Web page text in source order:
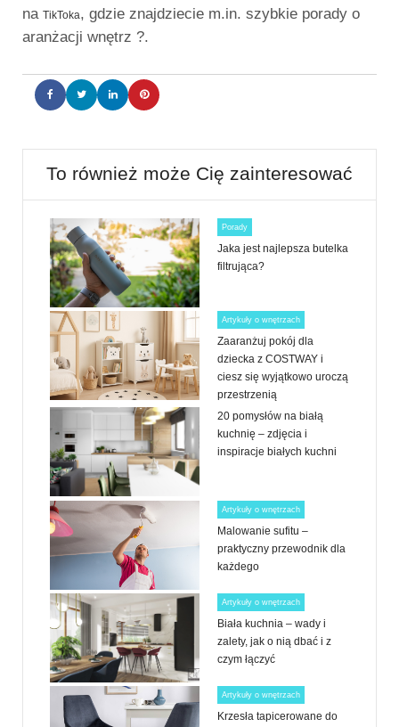
na TikToka, gdzie znajdziecie m.in. szybkie porady o
aranżacji wnętrz ?.
To również może Cię zainteresować
Porady
Jaka jest najlepsza butelka
filtrująca?
Artykuły o wnętrzach
Zaaranżuj pokój dla
dziecka z COSTWAY i
ciesz się wyjątkowo uroczą
przestrzenią
20 pomysłów na białą
kuchnię – zdjęcia i
inspiracje białych kuchni
Artykuły o wnętrzach
Malowanie sufitu –
praktyczny przewodnik dla
każdego
Artykuły o wnętrzach
Biała kuchnia – wady i
zalety, jak o nią dbać i z
czym łączyć
Artykuły o wnętrzach
Krzesła tapicerowane do